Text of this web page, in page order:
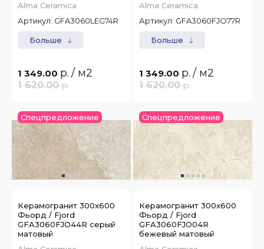
Alma Ceramica
Артикул: GFA3060LEG74R
Больше
1 349.00 р. / м2
1 620.00 р.
Alma Ceramica
Артикул: GFA3060FJO77R
Больше
1 349.00 р. / м2
1 620.00 р.
Спецпредложение
Керамогранит 300x600
Фьорд / Fjord
GFA3060FJO44R серый
матовый
Спецпредложение
Керамогранит 300x600
Фьорд / Fjord
GFA3060FJO04R
бежевый матовый